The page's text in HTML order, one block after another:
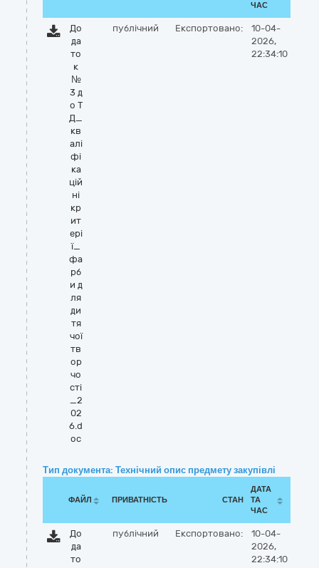
ЧАС
До
да
то
к
№
3 д
о Т
Д_
кв
алі
фі
ка
цій
ні
кр
ит
ері
ї_
фа
рб
и д
ля
ди
тя
чої
тв
ор
чо
сті
_2
02
6.d
oc
публічний Експортовано:
10-04-
2026,
22:34:10
Тип документа: Технічний опис предмету закупівлі
ФАЙЛ ПРИВАТНІСТЬ СТАН
ДАТА
ТА
ЧАС
До
да
то
публічний Експортовано:
10-04-
2026,
22:34:10